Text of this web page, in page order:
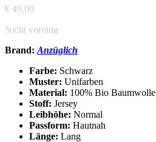
€ 49,00
Nicht vorrätig
Brand: Anzüglich
Farbe: Schwarz
Muster: Unifarben
Material: 100% Bio Baumwolle
Stoff: Jersey
Leibhöhe: Normal
Passform: Hautnah
Länge: Lang